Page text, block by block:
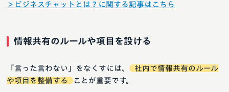
＞ビジネスチャットとは？に関する記事はこちら
情報共有のルールや項目を設ける
「言った言わない」をなくすには、
社内で情報共有のルール
や項目を整備する
ことが重要です。